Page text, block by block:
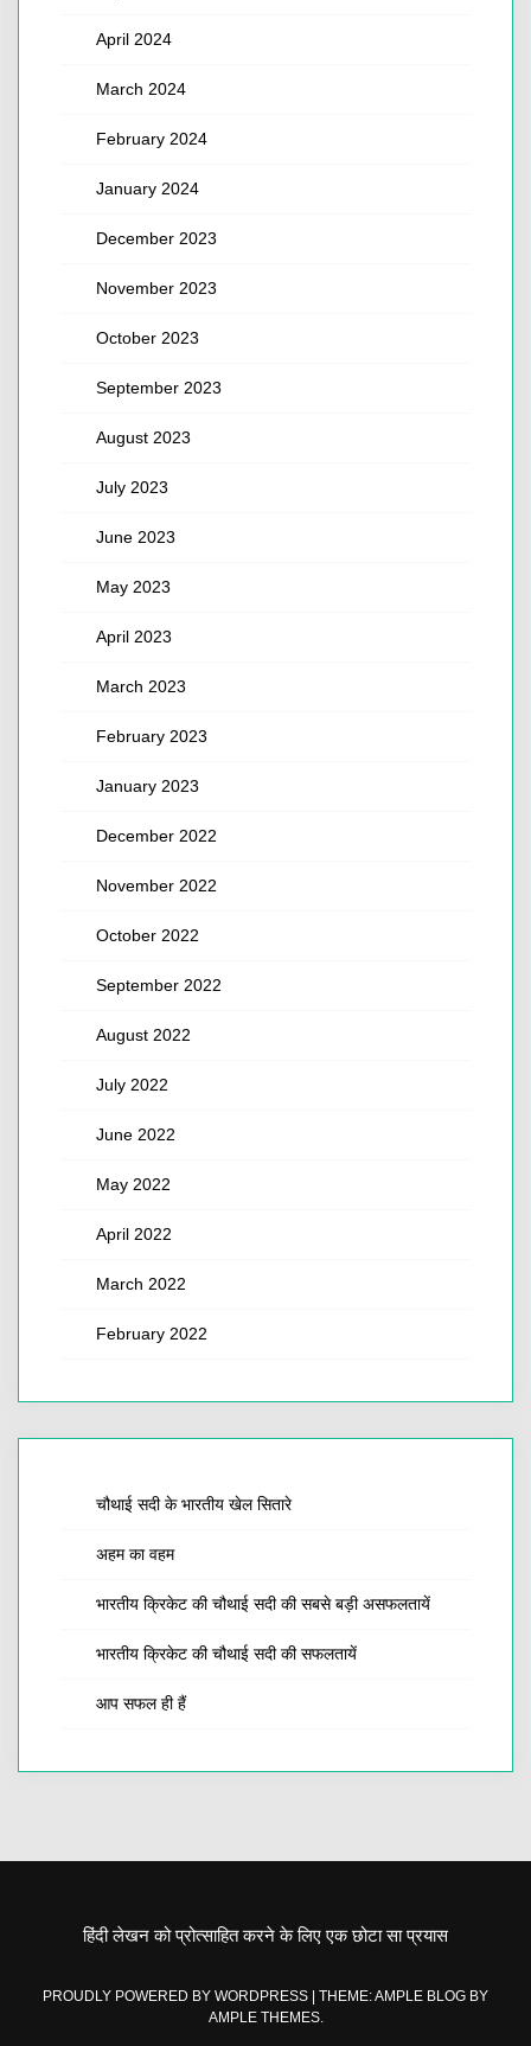
April 2024
March 2024
February 2024
January 2024
December 2023
November 2023
October 2023
September 2023
August 2023
July 2023
June 2023
May 2023
April 2023
March 2023
February 2023
January 2023
December 2022
November 2022
October 2022
September 2022
August 2022
July 2022
June 2022
May 2022
April 2022
March 2022
February 2022
चौथाई सदी के भारतीय खेल सितारे
अहम का वहम
भारतीय क्रिकेट की चौथाई सदी की सबसे बड़ी असफलतायें
भारतीय क्रिकेट की चौथाई सदी की सफलतायें
आप सफल ही हैं
हिंदी लेखन को प्रोत्साहित करने के लिए एक छोटा सा प्रयास
PROUDLY POWERED BY WORDPRESS
THEME: AMPLE BLOG BY
AMPLE THEMES.